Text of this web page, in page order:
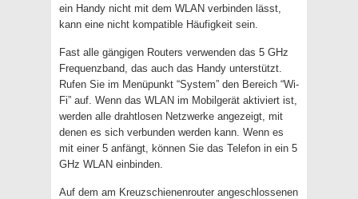
ein Handy nicht mit dem WLAN verbinden lässt,
kann eine nicht kompatible Häufigkeit sein.
Fast alle gängigen Routers verwenden das 5 GHz
Frequenzband, das auch das Handy unterstützt.
Rufen Sie im Menüpunkt “System” den Bereich “Wi-
Fi” auf. Wenn das WLAN im Mobilgerät aktiviert ist,
werden alle drahtlosen Netzwerke angezeigt, mit
denen es sich verbunden werden kann. Wenn es
mit einer 5 anfängt, können Sie das Telefon in ein 5
GHz WLAN einbinden.
Auf dem am Kreuzschienenrouter angeschlossenen